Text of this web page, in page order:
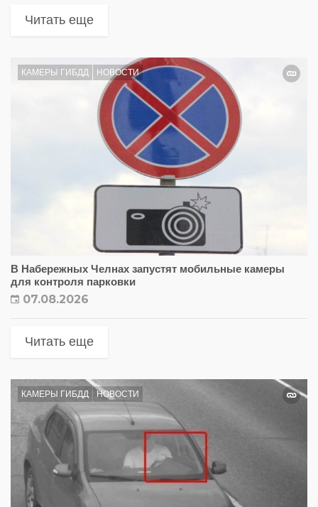
Читать еще
КАМЕРЫ ГИБДД НОВОСТИ
В Набережных Челнах запустят мобильные камеры
для контроля парковки
07.08.2026
Читать еще
КАМЕРЫ ГИБДД НОВОСТИ